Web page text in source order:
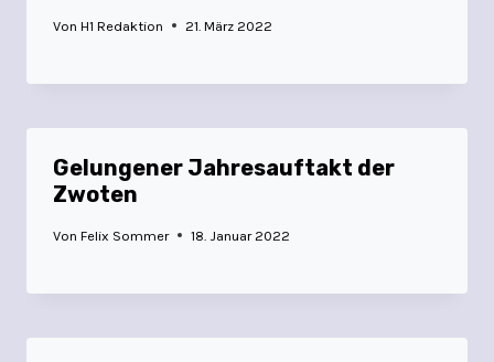
Von H1 Redaktion 21. März 2022
Gelungener Jahresauftakt der
Zwoten
Von Felix Sommer 18. Januar 2022